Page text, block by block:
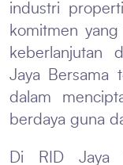
industri
komitmen
keberlanjutan
Jaya Bersama
dalam
berdaya guna
Di RID Jaya